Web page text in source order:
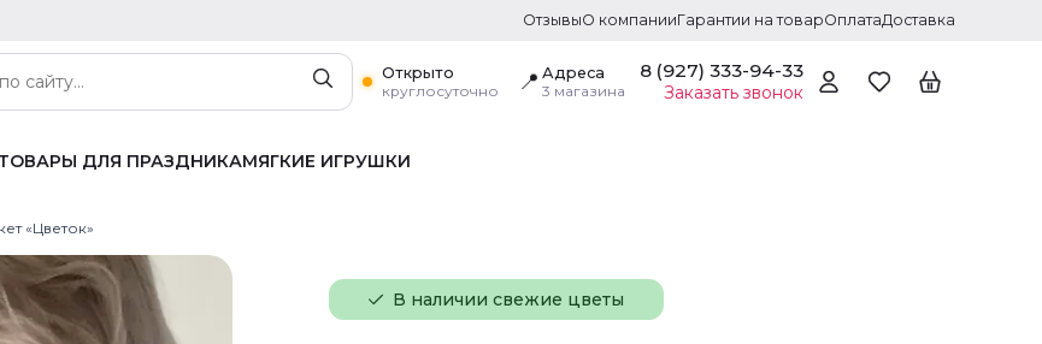
ОтзывыО компанииГарантии на товарОплатаДоставка
Открыто
круглосуточно
📍 Адреса
3 магазина
8 (927) 333-94-33
Заказать звонок
ТОВАРЫ ДЛЯ ПРАЗДНИКАМЯГКИЕ ИГРУШКИ
«Цветок»
В наличии свежие цветы